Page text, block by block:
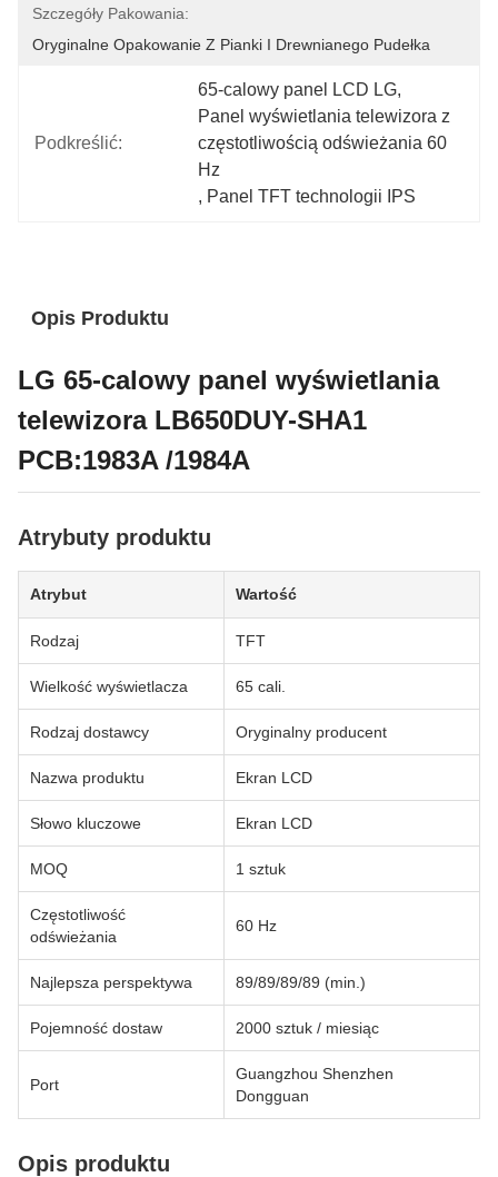
Szczegóły Pakowania:
Oryginalne Opakowanie Z Pianki I Drewnianego Pudełka
Podkreślić:
65-calowy panel LCD LG,
Panel wyświetlania telewizora z
częstotliwością odświeżania 60
Hz
, Panel TFT technologii IPS
Opis Produktu
LG 65-calowy panel wyświetlania
telewizora LB650DUY-SHA1
PCB:1983A /1984A
Atrybuty produktu
Atrybut Wartość
Rodzaj TFT
Wielkość wyświetlacza 65 cali.
Rodzaj dostawcy Oryginalny producent
Nazwa produktu Ekran LCD
Słowo kluczowe Ekran LCD
MOQ 1 sztuk
Częstotliwość
odświeżania
60 Hz
Najlepsza perspektywa 89/89/89/89 (min.)
Pojemność dostaw 2000 sztuk / miesiąc
Port
Guangzhou Shenzhen
Dongguan
Opis produktu